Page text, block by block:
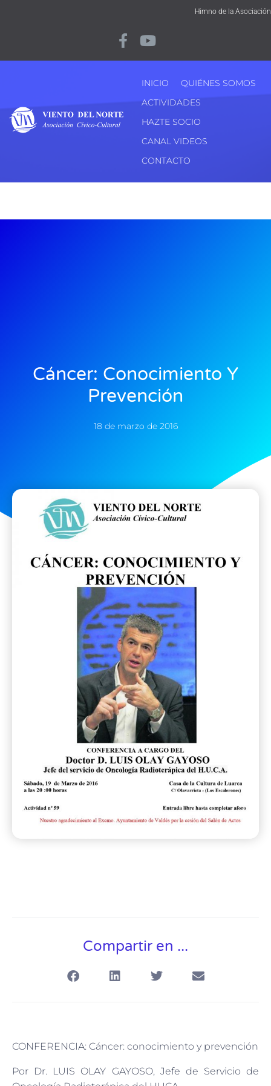
Himno de la Asociación
INICIO
QUIÉNES SOMOS
ACTIVIDADES
HAZTE SOCIO
CANAL VIDEOS
CONTACTO
Cáncer: Conocimiento Y
Prevención
18 de marzo de 2016
Compartir en ...
CONFERENCIA: Cáncer: conocimiento y prevención
Por Dr. LUIS OLAY GAYOSO, Jefe de Servicio de